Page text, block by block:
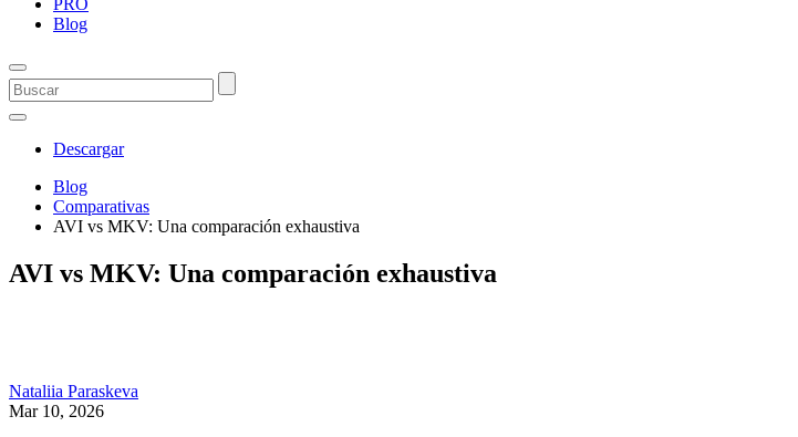
PRO
Blog
Descargar
Blog
Comparativas
AVI vs MKV: Una comparación exhaustiva
AVI vs MKV: Una comparación exhaustiva
Nataliia Paraskeva
Mar 10, 2026